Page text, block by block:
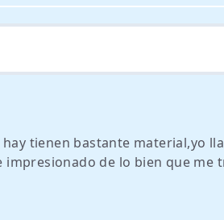
tienen bastante material,yo
de lo bien que me